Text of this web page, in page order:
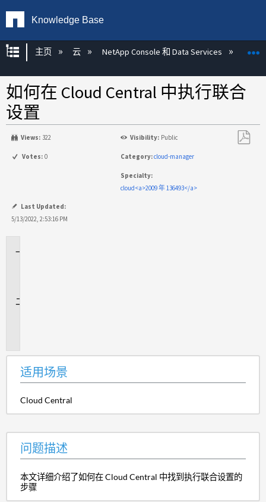
Knowledge Base
扩展/隐缩全局层次
主页 云 NetApp Console 和 Data Services
如何在 Cloud Central 中执行联合
设置
Views: 322 Visibility: Public
Votes: 0 Category:cloud-manager
Specialty:
cloud<a>2009 年 136493</a>
Last Updated:
5/13/2022, 2:53:16 PM
适用场景
Cloud Central
问题描述
本文详细介绍了如何在 Cloud Central 中找到执行联合设置的
步骤